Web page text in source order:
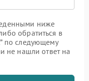
ниже
обратиться в
по следующему
не нашли ответ на